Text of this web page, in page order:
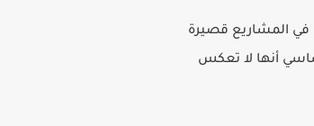
في المشاريع قصيرة
أنها لا تعكس